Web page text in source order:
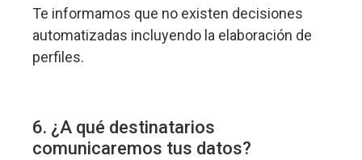
Te informamos que no existen decisiones
automatizadas incluyendo la elaboración de
perfiles.
6. ¿A qué destinatarios
comunicaremos tus datos?